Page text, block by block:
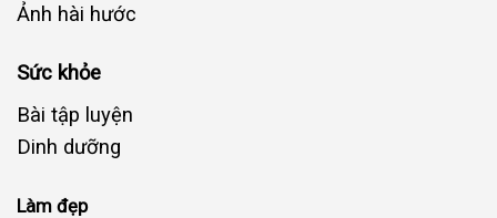
Ảnh hài hước
Sức khỏe
Bài tập luyện
Dinh dưỡng
Làm đẹp